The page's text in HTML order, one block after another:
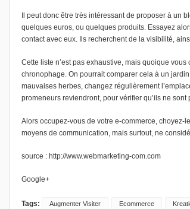
Il peut donc être très intéressant de proposer à un
quelques euros, ou quelques produits. Essayez
contact avec eux. Ils recherchent de la visibilité,
Cette liste n’est pas exhaustive, mais quoique
chronophage. On pourrait comparer cela à un
mauvaises herbes, changez régulièrement
promeneurs reviendront, pour vérifier qu’ils ne sont
Alors occupez-vous de votre e-commerce, choyez-
moyens de communication, mais surtout, ne
source : http://www.webmarketing-com.com
Google+
Tags: Augmenter Visiter Ecommerce